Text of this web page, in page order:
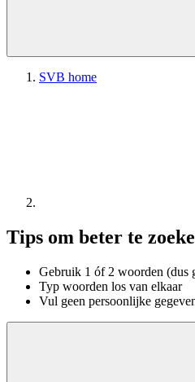
SVB home
Tips om beter te
Gebruik 1 óf 2 woorden (dus
Typ woorden los van elkaar
Vul geen persoonlijke